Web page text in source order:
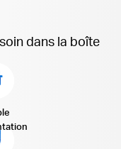
dans la boîte